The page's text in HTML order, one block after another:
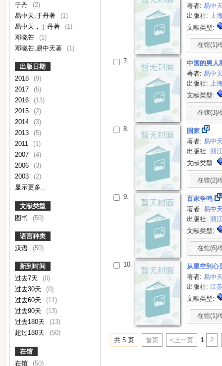
于丹
(2)
易中天,于丹著
(1)
易中天，于丹著
(1)
邓晓芒
(1)
邓晓芒,易中天著
(1)
出版日期
2018
(9)
2017
(5)
2016
(13)
2015
(2)
2014
(3)
2013
(5)
2011
(1)
2007
(4)
2006
(3)
2003
(2)
显示更多..
文献类型
图书
(50)
语言种类
汉语
(50)
新到时间
过去7天
(0)
过去30天
(0)
过去60天
(11)
过去90天
(13)
过去180天
(13)
超过180天
(50)
在馆
在馆
(50)
著者:易中
出版社:上
文献类型:
在馆(1)/
7.
中国的男人
著者:易中
出版社:上
文献类型:
在馆(3)/
8.
国家
著者:易中
出版社:浙
文献类型:
在馆(2)/
9.
百家争鸣
著者:易中
出版社:浙
文献类型:
在馆(6)/
10.
从星空到心
著者:易中
出版社:江
文献类型:
在馆(1)/
共 5 页 首页 <上一页 1 2